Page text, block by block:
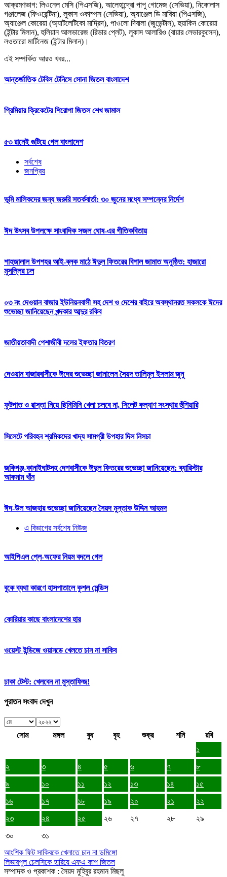
আক্রমণভাগ: লিওনেল মেসি (পিএসজি), আলেহান্দ্রো পাপু গোমেজ (সেভিয়া), নিকোলাস
গঞ্জালেজ (ফিওরেন্টিনা), লুকাস ওকাম্পস (সেভিয়া), অ্যাঞ্জেল ডি মারিয়া (পিএসজি),
অ্যাঞ্জেল কোরেয়া (অ্যাটলেটিকো মাদ্রিদ), পাওলো দিবালা (জুভেন্টাস), হুয়াকিন কোরেয়া
(ইন্টার মিলান), হুলিয়ান আলভারেজ (রিভার প্লেট), লুকাস আলারিও (বায়ার লেভারকুসেন),
লওতারো মার্টিনেজ (ইন্টার মিলান)।
এই সম্পর্কিত আরও খবর...
আন্তর্জাতিক টেবিল টেনিসে সোনা জিতল বাংলাদেশ
প্রিমিয়ার ক্রিকেটের শিরোপা জিতল শেখ জামাল
৫৩ রানেই গুটিয়ে গেল বাংলাদেশ
সর্বশেষ
জনপ্রিয়
ভূমি মালিকদের জন্য জরুরি সতর্কবার্তা: ৩০ জুনের মধ্যে সম্পন্নের নির্দেশ
ঈদ উৎসব উপলক্ষে সাংবাদিক সজল ঘোষ-এর গীতিকবিতায়
শাহজালাল উপশহর আই-ব্লক মাঠে ঈদুল ফিতরের বিশাল জামাত অনুষ্ঠিত: হাজারো
মুসল্লির ঢল
০৩ নং দেওয়ান বাজার ইউনিয়নবাসী সহ দেশ ও দেশের বাইরে অবস্থানরত সকলকে ঈদের
শুভেচ্ছা জানিয়েছেন খন্দকার আব্দুর রকিব
জাতীয়তাবাদী পেশাজীবী দলের ইফতার বিতরণ
দেওয়ান বাজারবাসীকে ঈদের শুভেচ্ছা জানালেন সৈয়দ তালিমুল ইসলাম জুনু
ফুটপাত ও রাস্তা নিয়ে ছিনিমিনি খেলা চলবে না, সিলেট কল্যাণ সংস্থার হুঁশিয়ারি
সিলেটে পরিবহন শ্রমিকদের খাদ্য সামগ্রী উপহার দিল নিসচা
জকিগঞ্জ-কানাইঘাটসহ দেশবাসীকে ঈদুল ফিতরের শুভেচ্ছা জানিয়েছেন: ব্যারিস্টার
আকমাম খাঁন
ঈদ-উল আজহার শুভেচ্ছা জানিয়েছেন সৈয়দ মুস্তাক উদ্দিন আহমদ
এ বিভাগের সর্বশেষ নিউজ
আইপিএল প্লে-অফের নিয়ম বদলে গেল
বুকে ব্যথা কারণে হাসপাতালে কুশল মেন্ডিস
কোরিয়ার কাছে বাংলাদেশের হার
ওয়েস্ট ইন্ডিজে ওয়ানডে খেলতে চান না সাকিব
ঢাকা টেস্ট: খেলবেন না মুস্তাফিজ!
পুরাতন সংবাদ দেখুন
সোম মঙ্গল বুধ বৃহ শুক্র শনি
রবি
১
২
৩ ৪ ৫ ৬ ৭
৮
৯
১০ ১১ ১২ ১৩ ১৪
১৫
১৬
১৭ ১৮ ১৯ ২০ ২১
২২
২৩
২৪ ২৫ ২৬ ২৭ ২৮
২৯
৩০
৩১
আংশিক ফিট সাকিবকে খেলাতে চান না ডমিঙ্গো
লিভারপুল চেলসিকে হারিয়ে এফএ কাপ জিতল
সম্পাদক ও প্রকাশক : সৈয়দ মুহিবুর রহমান মিছলু